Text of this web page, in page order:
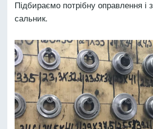
Підбираємо потрібну оправлення і
сальник.